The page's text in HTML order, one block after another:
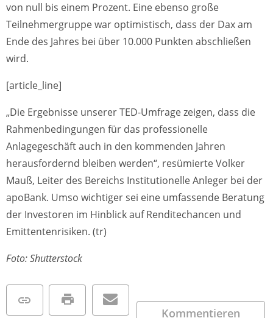
von null bis einem Prozent. Eine ebenso große
Teilnehmergruppe war optimistisch, dass der Dax am
Ende des Jahres bei über 10.000 Punkten abschließen
wird.
[article_line]
„Die Ergebnisse unserer TED-Umfrage zeigen, dass die
Rahmenbedingungen für das professionelle
Anlagegeschäft auch in den kommenden Jahren
herausfordernd bleiben werden“, resümierte Volker
Mauß, Leiter des Bereichs Institutionelle Anleger bei der
apoBank. Umso wichtiger sei eine umfassende Beratung
der Investoren im Hinblick auf Renditechancen und
Emittentenrisiken. (tr)
Foto: Shutterstock
Kommentieren